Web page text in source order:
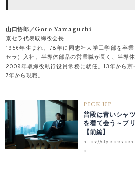
山口悟郎／Goro Yamaguchi
京セラ代表取締役会長
1956年生まれ。78年に同志社大学工学部を卒
セラ）入社。半導体部品の営業職が長く、半導
2009年取締役執行役員常務に就任。13年から京
7年から現職。
PICK UP
普段は青いシャ
を着て会う～プ
【前編】
https://
p